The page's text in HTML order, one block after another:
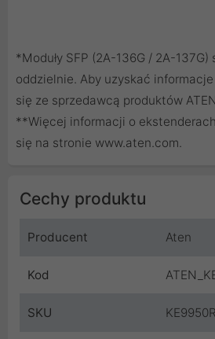
*Moduły SFP (2A-136G / 2A-
oddzielnie. Aby uzyskać
się ze sprzedawcą produktów ATEN.
**Więcej informacji o
się na stronie www.aten.com.
Cechy produktu
Producent Aten
Kod
SKU